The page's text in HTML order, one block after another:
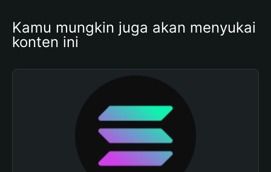
Kamu mungkin juga akan menyukai
konten ini